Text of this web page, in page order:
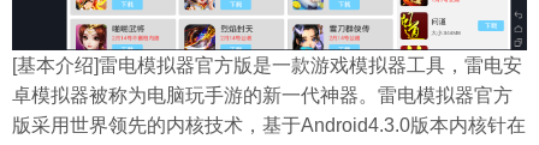
[基本介绍]雷电模拟器官方版是一款游戏模拟器工具，雷电安
卓模拟器被称为电脑玩手游的新一代神器。雷电模拟器官方
版采用世界领先的内核技术，基于Android4.3.0版本内核针在